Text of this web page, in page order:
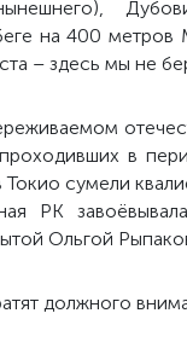
на 400 метров
– здесь мы не
в
сумели
РК
Ольгой
должного